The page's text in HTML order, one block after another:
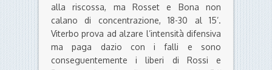
alla riscossa, ma Rosset e Bona non
calano di concentrazione, 18-30 al 15’.
Viterbo prova ad alzare l’intensità difensiva
ma paga dazio con i falli e sono
conseguentemente i liberi di Rossi e